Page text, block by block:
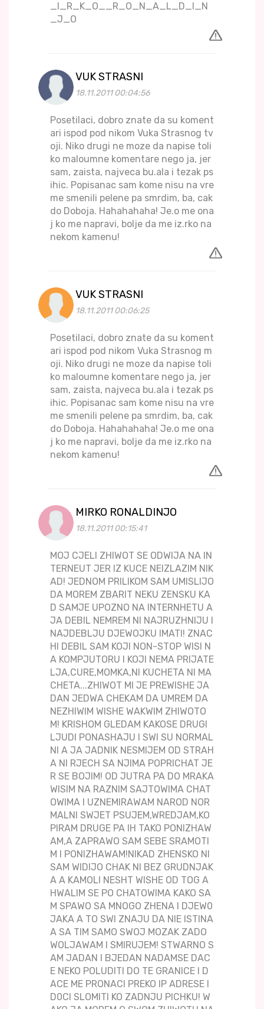
_I_R_K_O__R_O_N_A_L_D_I_N
_J_O
VUK STRASNI
18.11.2011 00:04:56
Posetilaci, dobro znate da su koment
ari ispod pod nikom Vuka Strasnog tv
oji. Niko drugi ne moze da napise toli
ko maloumne komentare nego ja, jer
sam, zaista, najveca bu.ala i tezak ps
ihic. Popisanac sam kome nisu na vre
me smenili pelene pa smrdim, ba, cak
do Doboja. Hahahahaha! Je.o me ona
j ko me napravi, bolje da me iz.rko na
nekom kamenu!
VUK STRASNI
18.11.2011 00:06:25
Posetilaci, dobro znate da su koment
ari ispod pod nikom Vuka Strasnog m
oji. Niko drugi ne moze da napise toli
ko maloumne komentare nego ja, jer
sam, zaista, najveca bu.ala i tezak ps
ihic. Popisanac sam kome nisu na vre
me smenili pelene pa smrdim, ba, cak
do Doboja. Hahahahaha! Je.o me ona
j ko me napravi, bolje da me iz.rko na
nekom kamenu!
MIRKO RONALDINJO
18.11.2011 00:15:41
MOJ CJELI ZHIWOT SE ODWIJA NA IN
TERNEUT JER IZ KUCE NEIZLAZIM NIK
AD! JEDNOM PRILIKOM SAM UMISLIJO
DA MOREM ZBARIT NEKU ZENSKU KA
D SAMJE UPOZNO NA INTERNHETU A
JA DEBIL NEMREM NI NAJRUZHNIJU I
NAJDEBLJU DJEWOJKU IMATI! ZNAC
HI DEBIL SAM KOJI NON-STOP WISI N
A KOMPJUTORU I KOJI NEMA PRIJATE
LJA,CURE,MOMKA,NI KUCHETA NI MA
CHETA...ZHIWOT MI JE PREWISHE JA
DAN JEDWA CHEKAM DA UMREM DA
NEZHIWIM WISHE WAKWIM ZHIWOTO
M! KRISHOM GLEDAM KAKOSE DRUGI
LJUDI PONASHAJU I SWI SU NORMAL
NI A JA JADNIK NESMIJEM OD STRAH
A NI RJECH SA NJIMA POPRICHAT JE
R SE BOJIM! OD JUTRA PA DO MRAKA
WISIM NA RAZNIM SAJTOWIMA CHAT
OWIMA I UZNEMIRAWAM NAROD NOR
MALNI SWJET PSUJEM,WREDJAM,KO
PIRAM DRUGE PA IH TAKO PONIZHAW
AM,A ZAPRAWO SAM SEBE SRAMOTI
M I PONIZHAWAM!NIKAD ZHENSKO NI
SAM WIDIJO CHAK NI BEZ GRUDNJAK
A A KAMOLI NESHT WISHE OD TOG A
HWALIM SE PO CHATOWIMA KAKO SA
M SPAWO SA MNOGO ZHENA I DJEW0
JAKA A TO SWI ZNAJU DA NIE ISTINA
A SA TIM SAMO SWOJ MOZAK ZADO
WOLJAWAM I SMIRUJEM! STWARNO S
AM JADAN I BJEDAN NADAMSE DAC
E NEKO POLUDITI DO TE GRANICE I D
ACE ME PRONACI PREKO IP ADRESE I
D0CI SLOMITI KO ZADNJU PICHKU! W